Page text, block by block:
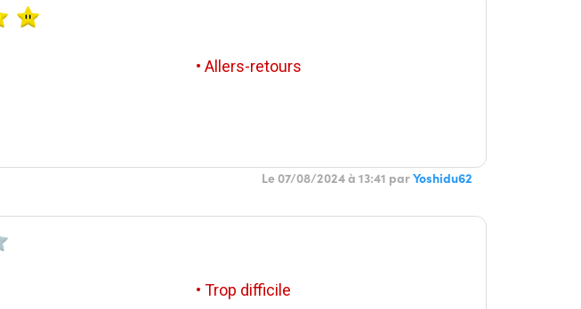
• Allers-retours
Le 07/08/2024 à 13:41 parYoshidu62
• Trop difficile